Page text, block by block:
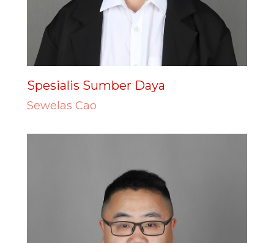
Spesialis Sumber Daya
Sewelas Cao